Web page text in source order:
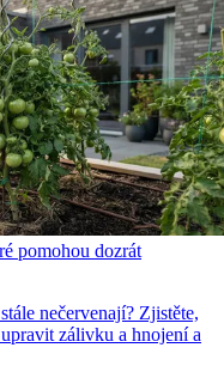
pomohou dozrát
nečervenají? Zjistěte,
zálivku a hnojení a